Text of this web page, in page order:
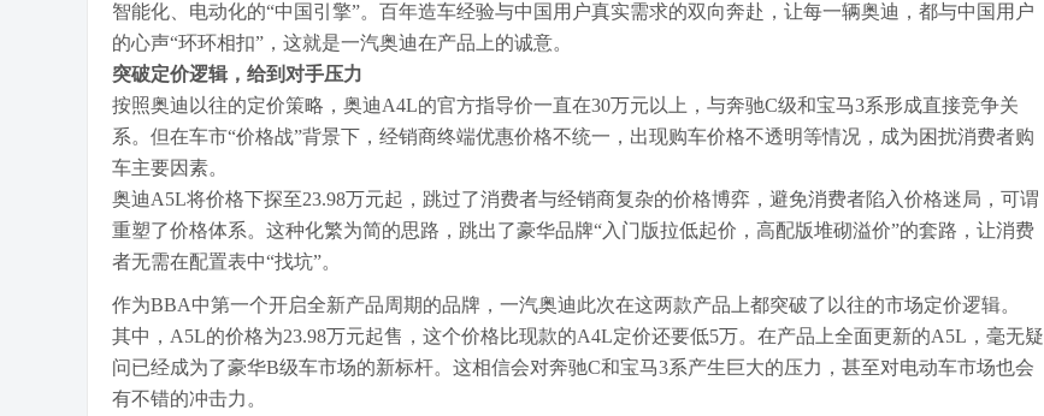
智能化、电动化的“中国引擎”。百年造车经验与中国用户真实需求的双向奔赴，让每一辆奥迪，都与中国用户
的心声“环环相扣”，这就是一汽奥迪在产品上的诚意。
突破定价逻辑，给到对手压力
按照奥迪以往的定价策略，奥迪A4L的官方指导价一直在30万元以上，与奔驰C级和宝马3系形成直接竞争关
系。但在车市“价格战”背景下，经销商终端优惠价格不统一，出现购车价格不透明等情况，成为困扰消费者购
车主要因素。
奥迪A5L将价格下探至23.98万元起，跳过了消费者与经销商复杂的价格博弈，避免消费者陷入价格迷局，可谓
重塑了价格体系。这种化繁为简的思路，跳出了豪华品牌“入门版拉低起价，高配版堆砌溢价”的套路，让消费
者无需在配置表中“找坑”。
作为BBA中第一个开启全新产品周期的品牌，一汽奥迪此次在这两款产品上都突破了以往的市场定价逻辑。
其中，A5L的价格为23.98万元起售，这个价格比现款的A4L定价还要低5万。在产品上全面更新的A5L，毫无疑
问已经成为了豪华B级车市场的新标杆。这相信会对奔驰C和宝马3系产生巨大的压力，甚至对电动车市场也会
有不错的冲击力。